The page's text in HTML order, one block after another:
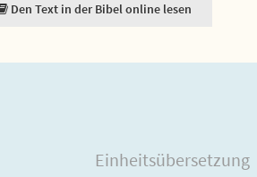
Den Text in der Bibel online lesen
Einheitsübersetzung